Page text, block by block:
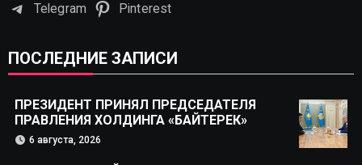
Telegram
Pinterest
ПОСЛЕДНИЕ ЗАПИСИ
ПРЕЗИДЕНТ ПРИНЯЛ ПРЕДСЕДАТЕЛЯ
ПРАВЛЕНИЯ ХОЛДИНГА «БАЙТЕРЕК»
6 августа, 2026